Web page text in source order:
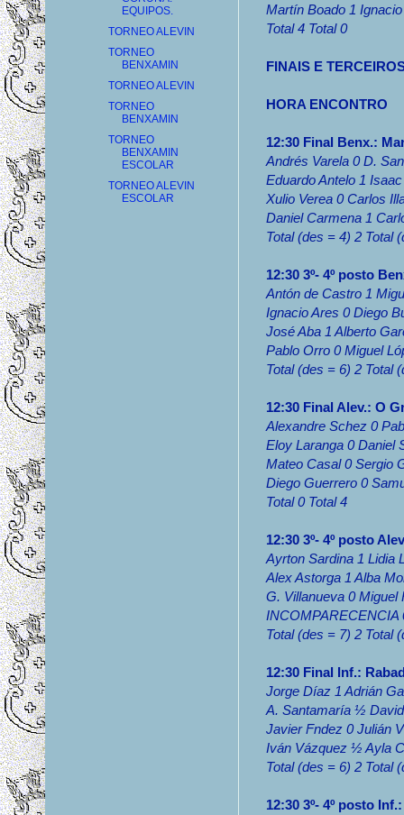
Martín Boado 1
Total 4 Total 0
FINAIS E
HORA ENCONTRO
12:30 Final Benx.:
Andrés Varela 0 D.
Eduardo Antelo 1
Xulio Verea 0 Carlos
Daniel Carmena 1
Total (des = 4) 2 Total
12:30 3º- 4º posto
Antón de Castro 1
Ignacio Ares 0 Diego
José Aba 1 Alberto
Pablo Orro 0 Miguel
Total (des = 6) 2 Total
12:30 Final Alev.: O
Alexandre Schez 0
Eloy Laranga 0 Daniel
Mateo Casal 0 Sergio
Diego Guerrero 0
Total 0 Total 4
12:30 3º- 4º posto
Ayrton Sardina 1 Lidia
Alex Astorga 1 Alba
G. Villanueva 0 Miguel
INCOMPARECENCIA
Total (des = 7) 2 Total
12:30 Final Inf.:
Jorge Díaz 1 Adrián
A. Santamaría ½
Javier Fndez 0 Julián
Iván Vázquez ½ Ayla
Total (des = 6) 2 Total
12:30 3º- 4º posto
EQUIPOS.
TORNEO ALEVIN
TORNEO
BENXAMIN
TORNEO ALEVIN
TORNEO
BENXAMIN
TORNEO
BENXAMIN
ESCOLAR
TORNEO ALEVIN
ESCOLAR